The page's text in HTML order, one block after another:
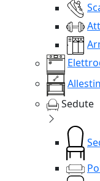
Sedute